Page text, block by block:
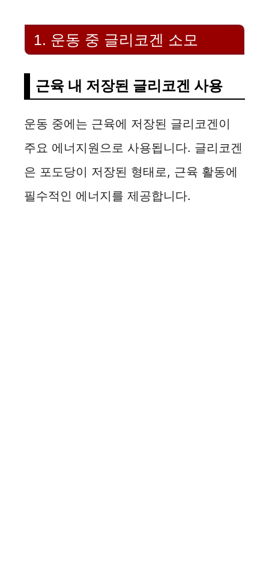
1. 운동 중 글리코겐 소모
근육 내 저장된 글리코겐 사용
운동 중에는 근육에 저장된 글리코겐이
주요 에너지원으로 사용됩니다. 글리코겐
은 포도당이 저장된 형태로, 근육 활동에
필수적인 에너지를 제공합니다.